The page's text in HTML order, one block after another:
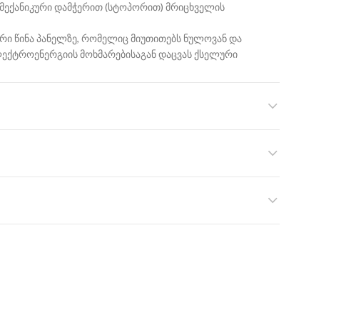
დამჭერით (სტოპორით) მრიცხველის
წინა პანელზე, რომელიც მიუთითებს ნულოვან და
მოხმარებისაგან დაცვას ქსელური